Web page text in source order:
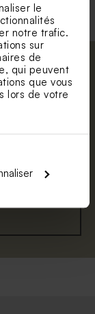
le
notre trafic.
sur
de
qui peuvent
que vous
lors de votre
et restez
de 5%